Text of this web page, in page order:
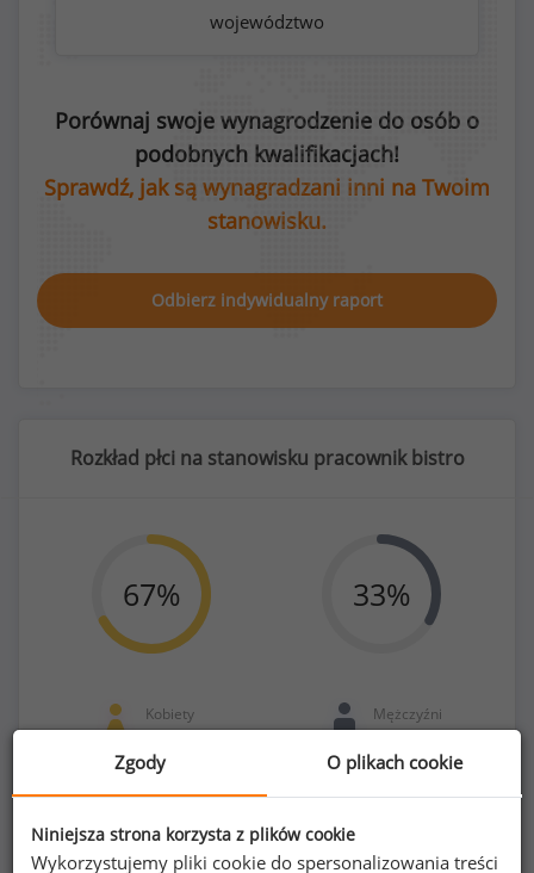
województwo
Porównaj swoje wynagrodzenie do osób o
podobnych kwalifikacjach!
Sprawdź, jak są wynagradzani inni na Twoim
stanowisku.
Odbierz indywidualny raport
Rozkład płci na stanowisku pracownik bistro
67%
Kobiety
101
33%
Mężczyźni
50
Zgody O plikach cookie
Niniejsza strona korzysta z plików cookie
Wykorzystujemy pliki cookie do spersonalizowania treści